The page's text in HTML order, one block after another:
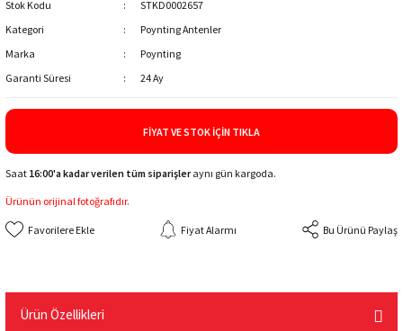
Stok Kodu
STKD0002657
Kategori
Poynting Antenler
Marka
Poynting
Garanti Süresi
24 Ay
FIYAT VE STOK İÇIN TIKLA
Saat 16:00'a kadar verilen tüm siparişleraynı gün kargoda.
Ürünün orijinal fotoğrafıdır.
Fiyat Alarmı Bu Ürünü Paylaş
Ürün Özellikleri